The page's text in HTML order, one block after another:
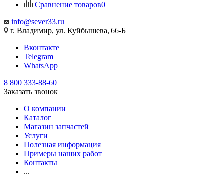
Сравнение товаров0
info@sever33.ru
г. Владимир, ул. Куйбышева, 66-Б
Вконтакте
Telegram
WhatsApp
8 800 333-88-60
Заказать звонок
О компании
Каталог
Магазин запчастей
Услуги
Полезная информация
Примеры наших работ
Контакты
...